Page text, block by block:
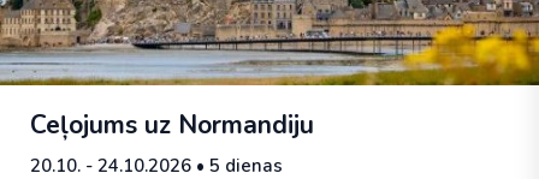
Ceļojums uz Normandiju
20.10. - 24.10.2026 • 5 dienas